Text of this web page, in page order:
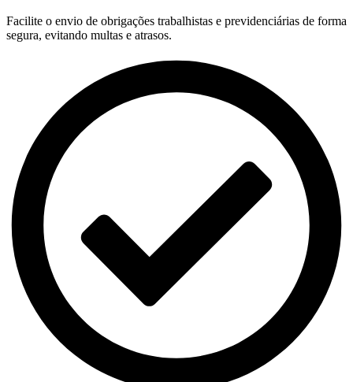
Facilite o envio de obrigações trabalhistas e previdenciárias de forma
segura, evitando multas e atrasos.